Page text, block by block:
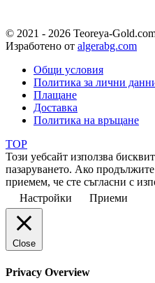
© 2021 - 2026 Teoreya-
Изработено от algerabg.com
Общи условия
Политика за лични
Плащане
Доставка
Политика на връщане
TOP
Този уебсайт използва
пазаруването. Ако
приемем, че сте съгласни с
Настройки
Приеми
Close
Privacy Overview